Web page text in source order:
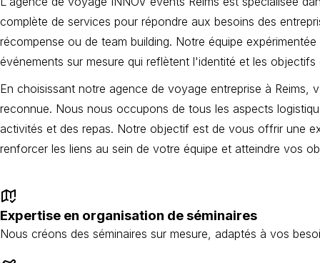
complète de services pour répondre aux besoins des
récompense ou de team building. Notre équipe
événements sur mesure qui reflètent l'identité et les objectifs
En choisissant notre agence de voyage entreprise à
reconnue. Nous nous occupons de tous les aspects
activités et des repas. Notre objectif est de vous offrir une
renforcer les liens au sein de votre équipe et atteindre vos
Expertise en organisation de séminaires
Nous créons des séminaires sur mesure, adaptés à vos